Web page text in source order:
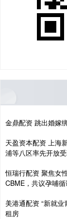
金鼎配资 跳出婚嫁
天盈资本配资 上海
浦等八区率先开放
恒瑞行配资 聚焦女
CBME，共议孕哺
美港通配资 “新就
租房